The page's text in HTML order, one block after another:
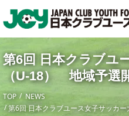
第6回 日本クラブユ
（U-18） 地域予選
TOP
NEWS
第6回 日本クラブユース女子サッカ